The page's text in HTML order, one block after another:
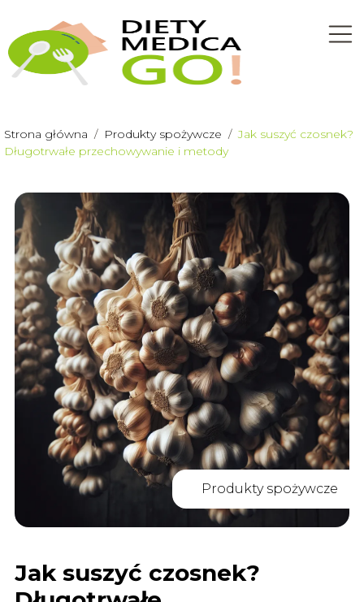
Strona główna / Produkty spożywcze /Jak suszyć czosnek?
Długotrwałe przechowywanie i metody
Produkty spożywcze
Jak suszyć czosnek?